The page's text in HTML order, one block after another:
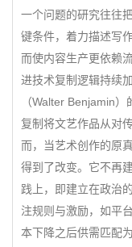
一个问题的研究往往
键条件，着力描述写
而使内容生产更依赖
进技术复制逻辑持续
（Walter Benjamin
复制将文艺作品从对
而，当艺术创作的原
得到了改变。它不再
践上，即建立在政治
注规则与激励，如平
本下降之后供需匹配